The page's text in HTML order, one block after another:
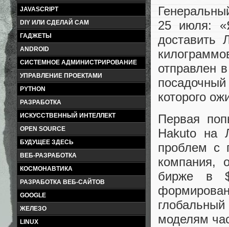
JAVASCRIPT
DIY ИЛИ СДЕЛАЙ САМ
ГАДЖЕТЫ
ANDROID
СИСТЕМНОЕ АДМИНИСТРИРОВАНИЕ
УПРАВЛЕНИЕ ПРОЕКТАМИ
PYTHON
РАЗРАБОТКА
ИСКУССТВЕННЫЙ ИНТЕЛЛЕКТ
OPEN SOURCE
БУДУЩЕЕ ЗДЕСЬ
ВЕБ-РАЗРАБОТКА
КОСМОНАВТИКА
РАЗРАБОТКА ВЕБ-САЙТОВ
GOOGLE
ЖЕЛЕЗО
LINUX
25 июля:
доставить
отправлен
которого
Первая
Hakuto на
проблем с
компания,
бирже в
моделям